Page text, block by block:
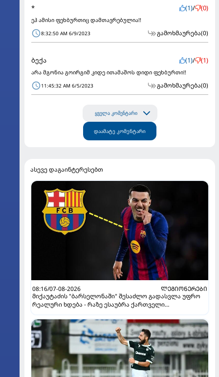
* (1)/ (0)
ეჰ ამისი ფეხბურთიც დამთავრებულია!!
8:32:50 AM 6/9/2023 გამოხმაურება(0)
ბექა (1)/ (1)
არა მგონია გოირგიმ კიდე ითამაშოს დიდი ფეხბურთი!!
11:45:32 AM 6/5/2023 გამოხმაურება(0)
ყველა კომენტარი
დაამატე კომენტარი
ასევე დაგაინტერესებთ
08:16/07-08-2026
ᲚᲔᲒᲘᲝᲜᲔᲠᲔᲑᲘ
მიქაუტაძის "ბარსელონაში" შესაძლო გადასვლა უფრო
რეალური ხდება - რაზე ესაუბრა ქართველი